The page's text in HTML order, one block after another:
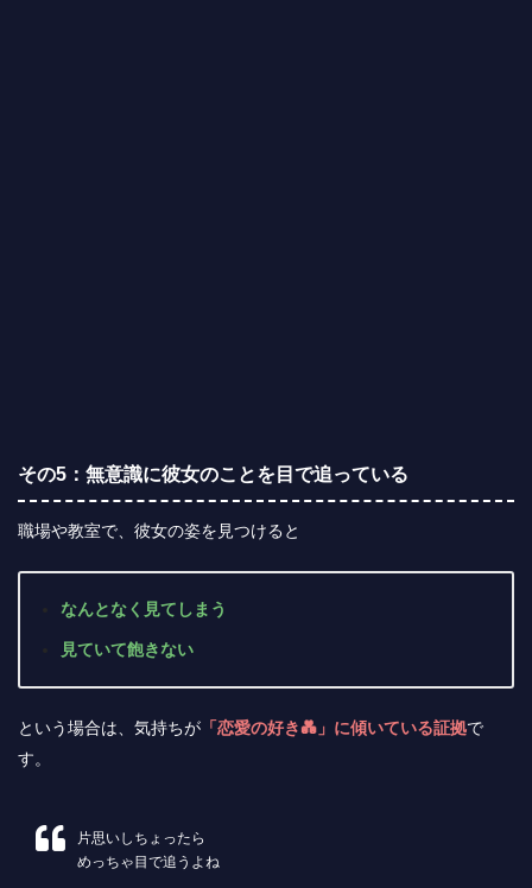
その5：無意識に彼女のことを目で追っている
職場や教室で、彼女の姿を見つけると
なんとなく見てしまう
見ていて飽きない
という場合は、気持ちが 「恋愛の好き💑」に傾いている証拠で
す。
片思いしちょったら
めっちゃ目で追うよね